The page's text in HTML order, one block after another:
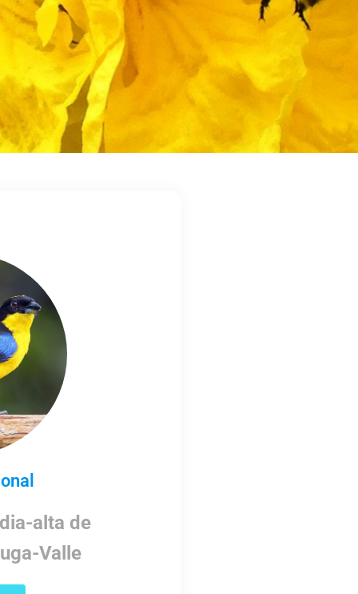
alta de
Valle